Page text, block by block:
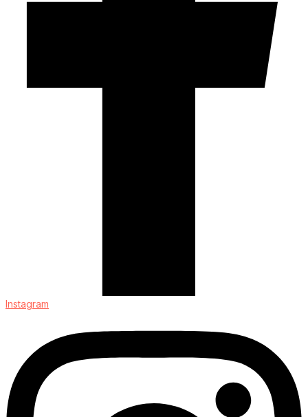
Instagram